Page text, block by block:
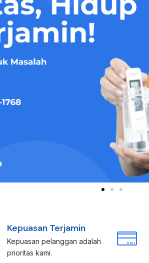
Kepuasan Terjamin
Kepuasan pelanggan adalah
prioritas kami.